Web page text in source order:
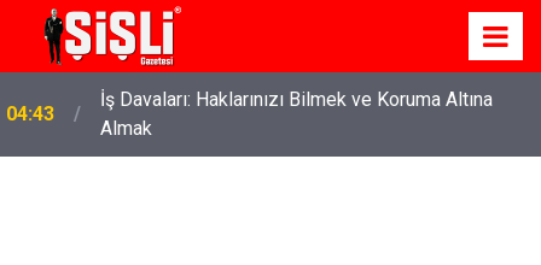
04:43
İş Davaları: Haklarınızı Bilmek ve Koruma Altına
Almak